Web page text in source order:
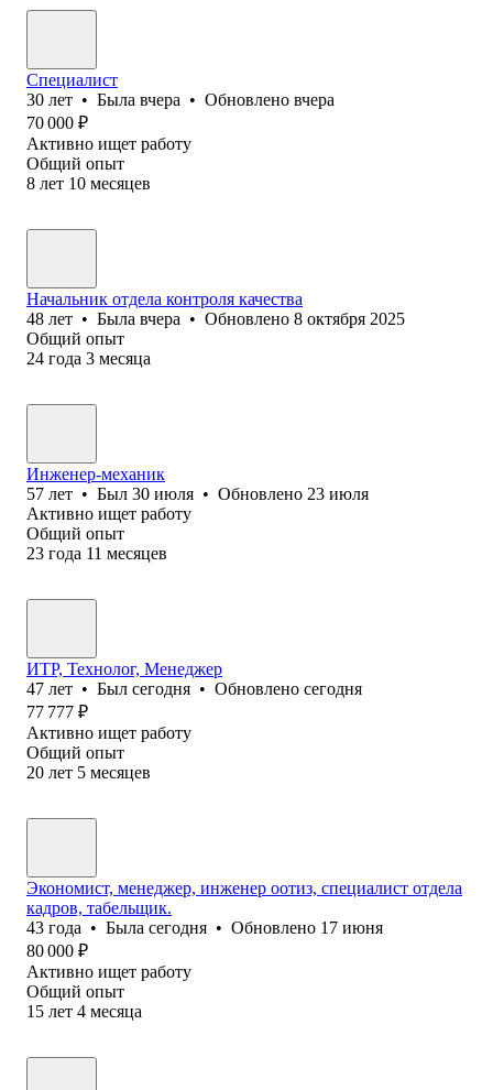
Специалист
30 лет • Была вчера • Обновлено вчера
70 000 ₽
Активно ищет работу
Общий опыт
8 лет 10 месяцев
Начальник отдела контроля качества
48 лет • Была вчера • Обновлено 8 октября 2025
Общий опыт
24 года 3 месяца
Инженер-механик
57 лет • Был 30 июля • Обновлено 23 июля
Активно ищет работу
Общий опыт
23 года 11 месяцев
ИТР, Технолог, Менеджер
47 лет • Был сегодня • Обновлено сегодня
77 777 ₽
Активно ищет работу
Общий опыт
20 лет 5 месяцев
Экономист, менеджер, инженер оотиз, специалист отдела
кадров, табельщик.
43 года • Была сегодня • Обновлено 17 июня
80 000 ₽
Активно ищет работу
Общий опыт
15 лет 4 месяца